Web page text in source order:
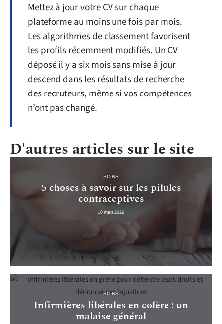
Mettez à jour votre CV sur chaque
plateforme au moins une fois par mois.
Les algorithmes de classement favorisent
les profils récemment modifiés. Un CV
déposé il y a six mois sans mise à jour
descend dans les résultats de recherche
des recruteurs, même si vos compétences
n’ont pas changé.
D'autres articles sur le site
SOINS
5 choses à savoir sur les pilules
contraceptives
10 mars 2026
SOINS
Infirmières libérales en colère : un
malaise général